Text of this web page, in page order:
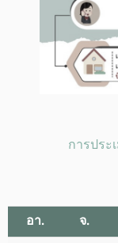
การประ
อา. จ.